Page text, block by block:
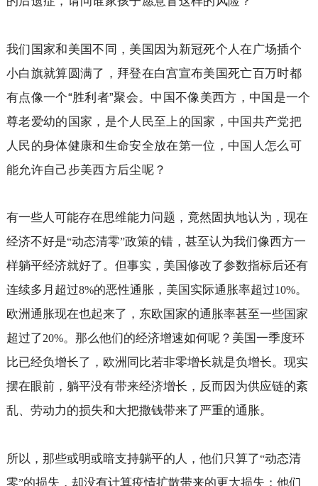
我们国家和美国不同，美国因为新冠死个人在广场插个
小白旗就算圆满了，拜登在白宫宣布美国死亡百万时都
有点像一个“胜利者”聚会。中国不像美西方，中国是一个
尊老爱幼的国家，是个人民至上的国家，中国共产党把
人民的身体健康和生命安全放在第一位，中国人怎么可
能允许自己步美西方后尘呢？
有一些人可能存在思维能力问题，竟然固执地认为，现在
经济不好是“动态清零”政策的错，甚至认为我们像西方一
样躺平经济就好了。但事实，美国修改了参数指标后还有
连续多月超过8%的恶性通胀，美国实际通胀率超过10%。
欧洲通胀现在也起来了，东欧国家的通胀率甚至一些国家
超过了20%。那么他们的经济增速如何呢？美国一季度环
比已经负增长了，欧洲同比若非零增长就是负增长。现实
摆在眼前，躺平没有带来经济增长，反而因为供应链的紊
乱、劳动力的损失和大把撒钱带来了严重的通胀。
所以，那些或明或暗支持躺平的人，他们只算了“动态清
零”的损失，却没有计算疫情扩散带来的更大损失；他们